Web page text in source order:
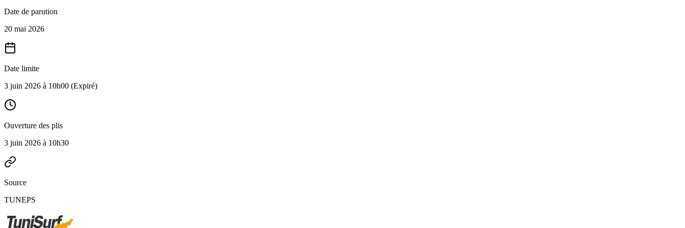
Date de parution
20 mai 2026
Date limite
3 juin 2026 à 10h00 (Expiré)
Ouverture des plis
3 juin 2026 à 10h30
Source
TUNEPS